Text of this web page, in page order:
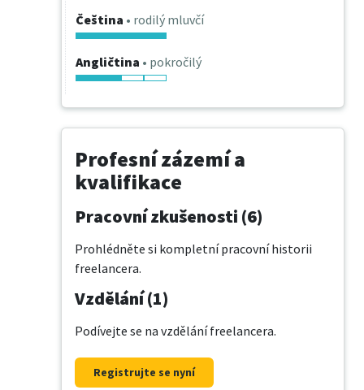
Čeština • rodilý mluvčí
Angličtina • pokročilý
Profesní zázemí a
kvalifikace
Pracovní zkušenosti (6)
Prohlédněte si kompletní pracovní historii
freelancera.
Vzdělání (1)
Podívejte se na vzdělání freelancera.
Registrujte se nyní